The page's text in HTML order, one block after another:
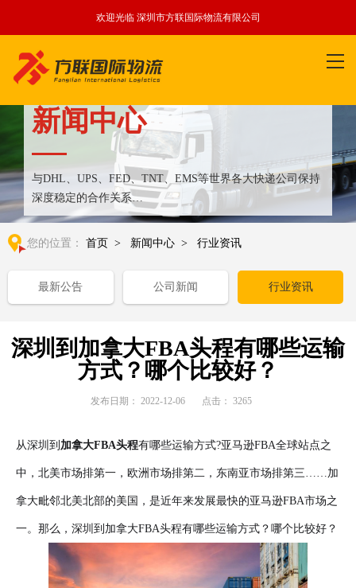
欢迎光临 深圳市方联国际物流有限公司
新闻中心
与DHL、UPS、FED、TNT、EMS等世界各大快递公司保持
深度稳定的合作关系
整合全球优质物流运输资源,满足国内外客户更多个性化需求
您的位置： 首页 > 新闻中心 > 行业资讯
最新公告 公司新闻 行业资讯
深圳到加拿大FBA头程有哪些运输
方式？哪个比较好？
发布日期： 2022-12-06 点击： 3265
从深圳到 加拿大FBA头程有哪些运输方式?亚马逊FBA全球站点之
中，北美市场排第一，欧洲市场排第二，东南亚市场排第三……加
拿大毗邻北美北部的美国，是近年来发展最快的亚马逊FBA市场之
一。那么，深圳到加拿大FBA头程有哪些运输方式？ 哪个比较好？